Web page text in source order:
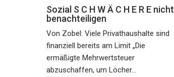
Sozial S C H W Ä C H E R E nicht
benachteiligen
Von Zobel: Viele Privathaushalte sind
finanziell bereits am Limit „Die
ermäßigte Mehrwertsteuer
abzuschaffen, um Löcher...